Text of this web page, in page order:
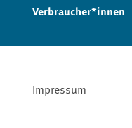
Verbraucher*innen
Impressum